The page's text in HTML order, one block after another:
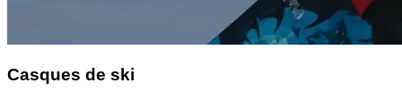
Casques de ski